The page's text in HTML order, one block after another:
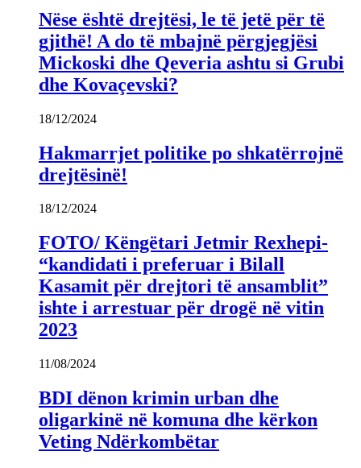
Nëse është drejtësi, le të jetë për të
gjithë! A do të mbajnë përgjegjësi
Mickoski dhe Qeveria ashtu si Grubi
dhe Kovaçevski?
18/12/2024
Hakmarrjet politike po shkatërrojnë
drejtësinë!
18/12/2024
FOTO/ Këngëtari Jetmir Rexhepi-
“kandidati i preferuar i Bilall
Kasamit për drejtori të ansamblit”
ishte i arrestuar për drogë në vitin
2023
11/08/2024
BDI dënon krimin urban dhe
oligarkinë në komuna dhe kërkon
Veting Ndërkombëtar